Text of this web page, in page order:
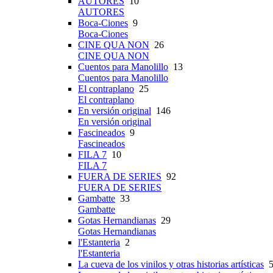
AUTORES
Boca-Ciones 9
Boca-Ciones
CINE QUA NON 26
CINE QUA NON
Cuentos para Manolillo 13
Cuentos para Manolillo
El contraplano 25
El contraplano
En versión original 146
En versión original
Fascineados 9
Fascineados
FILA 7 10
FILA 7
FUERA DE SERIES 92
FUERA DE SERIES
Gambatte 33
Gambatte
Gotas Hernandianas 29
Gotas Hernandianas
l'Estanteria 2
l'Estanteria
La cueva de los vinilos y otras historias artísticas